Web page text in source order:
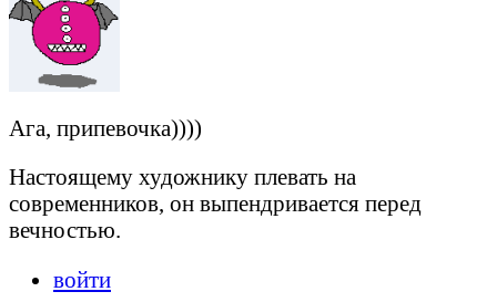
Ага, припевочка))))
Настоящему художнику плевать на
современников, он выпендривается перед
вечностью.
войти